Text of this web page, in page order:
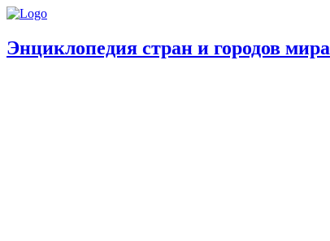
Энциклопедия стран и городов мира